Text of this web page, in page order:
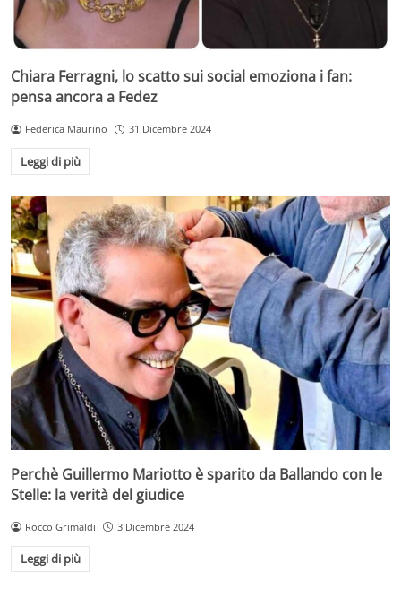
Chiara Ferragni, lo scatto sui social emoziona i fan:
pensa ancora a Fedez
Federica Maurino 31 Dicembre 2024
Leggi di più
Perchè Guillermo Mariotto è sparito da Ballando con le
Stelle: la verità del giudice
Rocco Grimaldi 3 Dicembre 2024
Leggi di più